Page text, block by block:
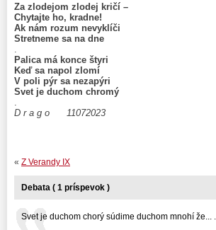
Za zlodejom zlodej kričí –
Chytajte ho, kradne!
Ak nám rozum nevyklíči
Stretneme sa na dne
Palica má konce štyri
Keď sa napol zlomí
V poli pýr sa nezapýri
Svet je duchom chromý
D r a g o 11072023
« Z Verandy IX
Debata ( 1 príspevok )
Svet je duchom chorý súdime duchom mnohí že... ...